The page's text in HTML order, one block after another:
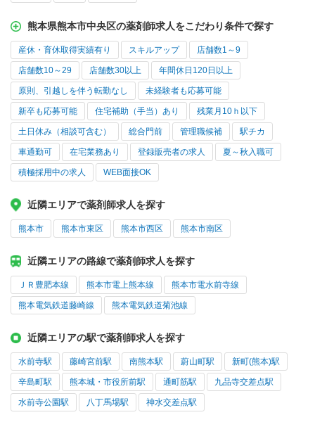
熊本県熊本市中央区の薬剤師求人をこだわり条件で探す
産休・育休取得実績有り スキルアップ 店舗数1～9
店舗数10～29 店舗数30以上 年間休日120日以上
原則、引越しを伴う転勤なし 未経験者も応募可能
新卒も応募可能 住宅補助（手当）あり 残業月10ｈ以下
土日休み（相談可含む） 総合門前 管理職候補 駅チカ
車通勤可 在宅業務あり 登録販売者の求人 夏～秋入職可
積極採用中の求人 WEB面接OK
近隣エリアで薬剤師求人を探す
熊本市 熊本市東区 熊本市西区 熊本市南区
近隣エリアの路線で薬剤師求人を探す
ＪＲ豊肥本線 熊本市電上熊本線 熊本市電水前寺線
熊本電気鉄道藤崎線 熊本電気鉄道菊池線
近隣エリアの駅で薬剤師求人を探す
水前寺駅 藤崎宮前駅 南熊本駅 蔚山町駅 新町(熊本)駅
辛島町駅 熊本城・市役所前駅 通町筋駅 九品寺交差点駅
水前寺公園駅 八丁馬場駅 神水交差点駅